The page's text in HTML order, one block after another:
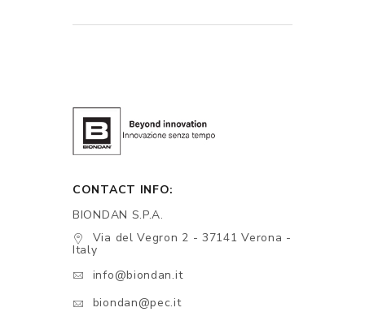
CONTACT INFO:
BIONDAN S.P.A.
Via del Vegron 2 - 37141 Verona -
Italy
info@biondan.it
biondan@pec.it